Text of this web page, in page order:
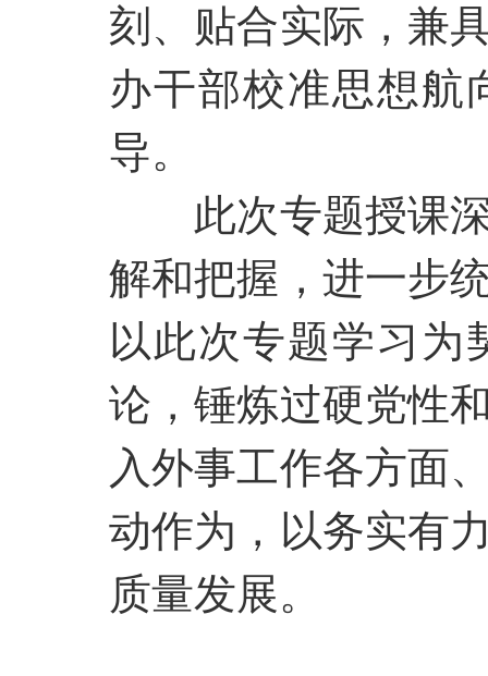
刻、贴合实际，兼
办干部校准思想航
导。
此次专题授课
解和把握，进一步
以此次专题学习为
论，锤炼过硬党性
入外事工作各方面
动作为，以务实有
质量发展。